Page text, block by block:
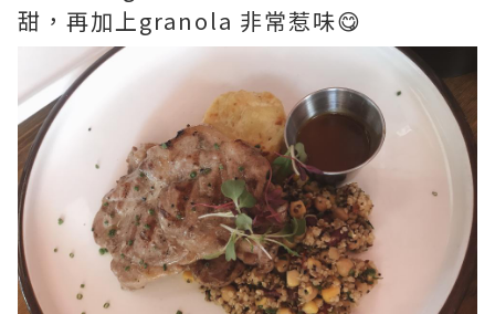
甜，再加上granola 非常惹味😋